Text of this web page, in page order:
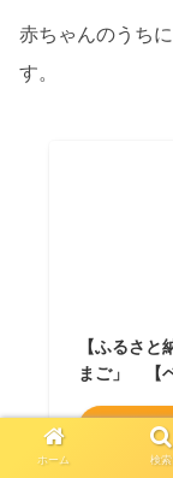
赤ちゃんのうち
す。
【ふるさ
まご」 【
ホーム 検索